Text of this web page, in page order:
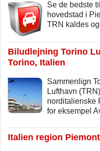
Se de bedste
hovedstad i
TRN kaldes
Biludlejning Torino
Torino, Italien
Sammenlign
Lufthavn
norditalienske
for eksempel
Italien region